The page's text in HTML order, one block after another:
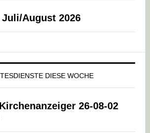
August 2026
DIESE WOCHE
26-08-02